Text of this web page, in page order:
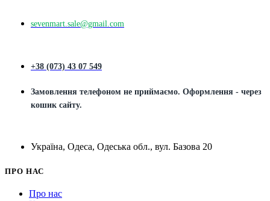
sevenmart.sale@gmail.com
+38 (073) 43 07 549
Замовлення телефоном не приймаємо. Оформлення - через
кошик сайту.
Україна, Одеса, Одеська обл., вул. Базова 20
ПРО НАС
Про нас